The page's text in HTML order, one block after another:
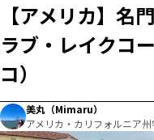
【アメリカ】名
ラブ・レイクコ
コ）
美丸（Mimaru）
アメリカ・カリフォルニア州